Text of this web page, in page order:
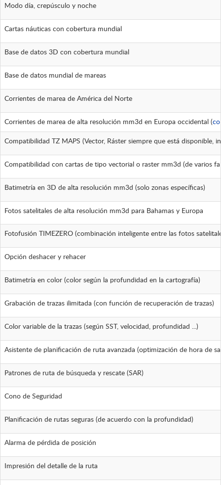
Modo día, crepúsculo y noche
Cartas náuticas con cobertura mundial
Base de datos 3D con cobertura mundial
Base de datos mundial de mareas
Corrientes de marea de América del Norte
Corrientes de marea de alta resolución mm3d en Europa occidental (
Compatibilidad TZ MAPS (Vector, Ráster siempre que está
Compatibilidad con cartas de tipo vectorial o raster mm3d (de varios
Batimetría en 3D de alta resolución mm3d (solo zonas específicas)
Fotos satelitales de alta resolución mm3d para Bahamas y Europa
Fotofusión TIMEZERO (combinación inteligente entre las fotos
Opción deshacer y rehacer
Batimetría en color (color según la profundidad en la cartografía)
Grabación de trazas ilimitada (con función de recuperación de trazas)
Color variable de la trazas (según SST, velocidad, profundidad ...)
Asistente de planificación de ruta avanzada (optimización de hora de
Patrones de ruta de búsqueda y rescate (SAR)
Cono de Seguridad
Planificación de rutas seguras (de acuerdo con la profundidad)
Alarma de pérdida de posición
Impresión del detalle de la ruta